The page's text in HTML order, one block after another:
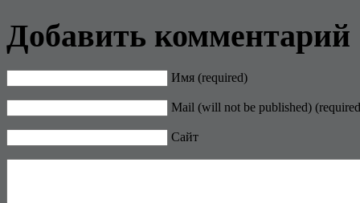
Добавить комментарий
Имя (required)
Mail (will not be published)
Сайт